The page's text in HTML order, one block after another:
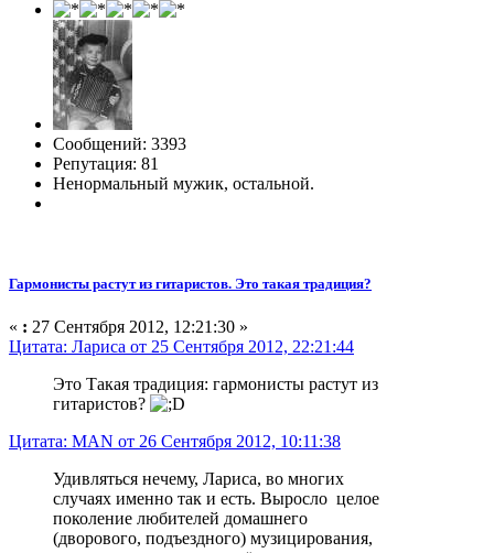
Сообщений: 3393
Репутация: 81
Ненормальный мужик, остальной.
Гармонисты растут из гитаристов. Это такая традиция?
« : 27 Сентября 2012, 12:21:30 »
Цитата: Лариса от 25 Сентября 2012, 22:21:44
Это Такая традиция: гармонисты растут из
гитаристов?
Цитата: MAN от 26 Сентября 2012, 10:11:38
Удивляться нечему, Лариса, во многих
случаях именно так и есть. Выросло целое
поколение любителей домашнего
(дворового, подъездного) музицирования,